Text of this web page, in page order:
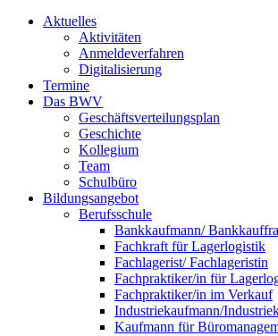
Aktuelles
Aktivitäten
Anmeldeverfahren
Digitalisierung
Termine
Das BWV
Geschäftsverteilungsplan
Geschichte
Kollegium
Team
Schulbüro
Bildungsangebot
Berufsschule
Bankkaufmann/
Fachkraft für Lagerlogistik
Fachlagerist/ Fachlageristin
Fachpraktiker/in für
Fachpraktiker/in im Verkauf
Industriekaufmann/
Kaufmann für